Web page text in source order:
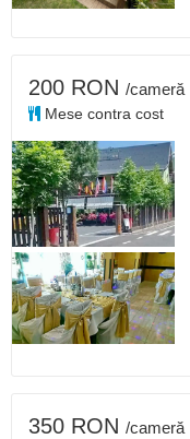
200 RON /cameră
Mese contra cost
350 RON /cameră